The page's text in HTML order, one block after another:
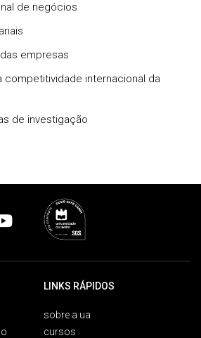
de negócios
empresas
competitividade internacional da
de investigação
LINKS RÁPIDOS
sobre a ua
cursos